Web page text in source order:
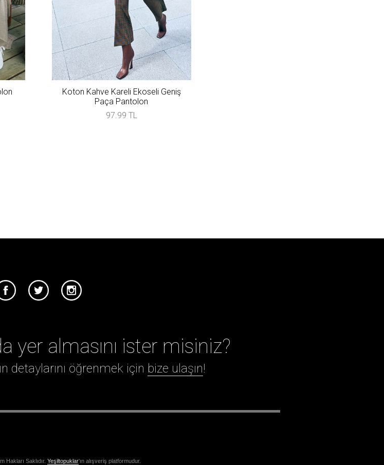
Koton Kahve Kareli Ekoseli Geniş
Paça Pantolon
97.99 TL
yer almasını ister misiniz?
detaylarını öğrenmek için bize ulaşın!
Hakları Saklıdır. Yeşiltopuklar'ın alışveriş platformudur.